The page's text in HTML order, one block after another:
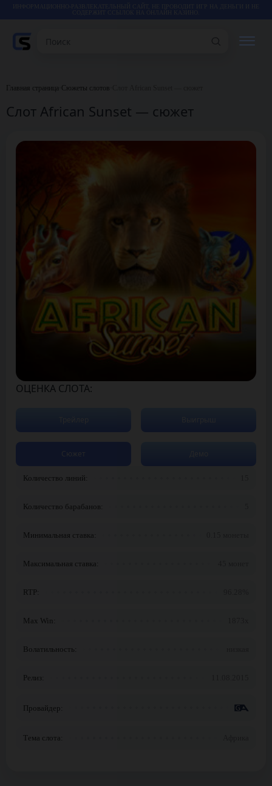
СОДЕРЖИТ ССЫЛОК НА ОНЛАЙН КАЗИНО.
КАЗИНО
ВИДЕО
Главная страница Сюжеты слотов
Слот African Sunset — сюжет
ОЦЕНКА СЛОТА:
Количество линий:
Количество барабанов:
Минимальная ставка:
Максимальная ставка:
RTP:
Max Win:
Волатильность:
Релиз:
Провайдер:
Тема слота:
Сюжет